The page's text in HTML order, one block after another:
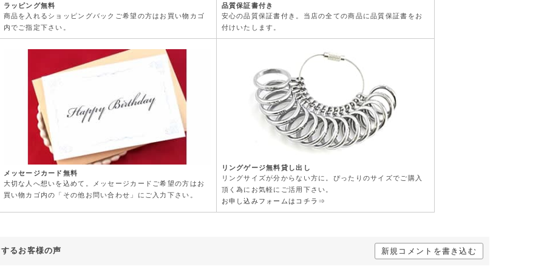
ラッピング無料
商品を入れるショッピングバックご希望の方はお買い物カゴ
内でご指定下さい。
品質保証書付き
安心の品質保証書付き。当店の全ての商品に品質保証書をお
付けいたします。
メッセージカード無料
大切な人へ想いを込めて。メッセージカードご希望の方はお
買い物カゴ内の「その他お問い合わせ」にご入力下さい。
リングゲージ無料貸し出し
リングサイズが分からない方に。ぴったりのサイズでご購入
頂く為にお気軽にご活用下さい。
お申し込みフォームはコチラ⇒
るお客様の声 新規コメントを書き込む